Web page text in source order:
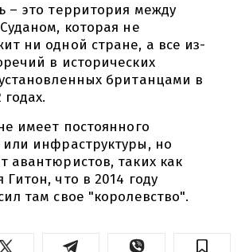
– это территория между
которая не
ни одной стране, а все из-
в исторических
британцами в
годах.
имеет постоянного
или инфраструктуры, но
авантюристов, таких как
что в 2014 году
там свое "королевство".